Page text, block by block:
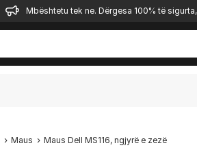
Mbështetu tek ne. Dërgesa 100% të
Maus Maus Dell MS116, ngjyrë e zezë